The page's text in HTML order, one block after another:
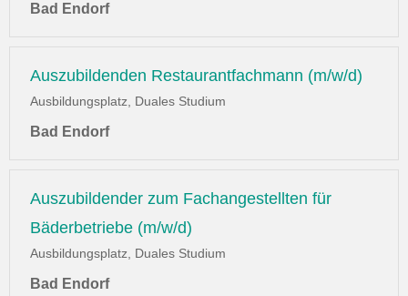
Bad Endorf
Auszubildenden Restaurantfachmann (m/w/d)
Ausbildungsplatz, Duales Studium
Bad Endorf
Auszubildender zum Fachangestellten für
Bäderbetriebe (m/w/d)
Ausbildungsplatz, Duales Studium
Bad Endorf